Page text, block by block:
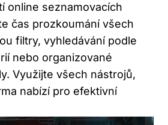
online seznamovacích
čas prozkoumání všech
filtry, vyhledávání podle
nebo organizované
Využijte všech nástrojů,
nabízí pro efektivní